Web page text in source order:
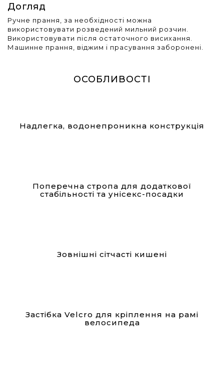
Догляд
Ручне прання, за необхідності можна
використовувати розведений мильний розчин.
Використовувати після остаточного висихання.
Машинне прання, віджим і прасування заборонені.
ОСОБЛИВОСТІ
Надлегка, водонепроникна конструкція
Поперечна стропа для додаткової
стабільності та унісекс-посадки
Зовнішні сітчасті кишені
Застібка Velcro для кріплення на рамі
велосипеда